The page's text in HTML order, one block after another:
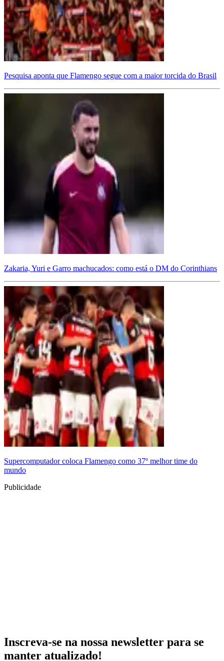
Pesquisa aponta que Flamengo segue com a maior torcida do Brasil
Zakaria, Yuri e Garro machucados: como está o DM do Corinthians
Supercomputador coloca Flamengo como 37º melhor time do
mundo
Publicidade
Inscreva-se na nossa newsletter para se
manter atualizado!